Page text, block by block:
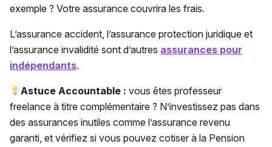
exemple ? Votre assurance couvrira les frais.
L’assurance accident, l’assurance protection juridique et
l’assurance invalidité sont d’autres assurances pour
indépendants.
Astuce Accountable : vous êtes professeur
freelance à titre complémentaire ? N’investissez pas dans
des assurances inutiles comme l’assurance revenu
garanti, et vérifiez si vous pouvez cotiser à la Pension